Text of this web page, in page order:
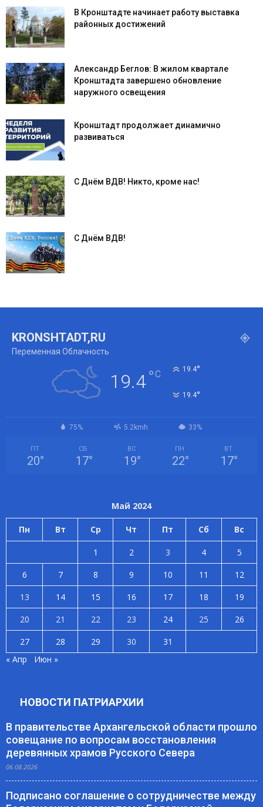
В Кронштадте начинает работу выставка
районных достижений
Александр Беглов: В жилом квартале
Кронштадта завершено обновление
наружного освещения
Кронштадт продолжает динамично
развиваться
С Днём ВДВ! Никто, кроме нас!
С Днём ВДВ!
KRONSHTADT,RU
Переменная Облачность
19.4°C 19.4°
19.4°
75% 5.2kmh 33%
ПТ
20°
СБ
17°
ВС
19°
ПН
22°
ВТ
17°
Май 2024
Пн Вт Ср Чт Пт Сб Вс
1 2 3 4
5
6
7 8 9 10 11
12
13
14 15 16 17 18
19
20
21 22 23 24 25
26
27
28 29 30
31
« Апр
Июн »
НОВОСТИ ПАТРИАРХИИ
В правительстве Архангельской области прошло
совещание по вопросам восстановления
деревянных храмов Русского Севера
06.08.2026
Подписано соглашение о сотрудничестве между